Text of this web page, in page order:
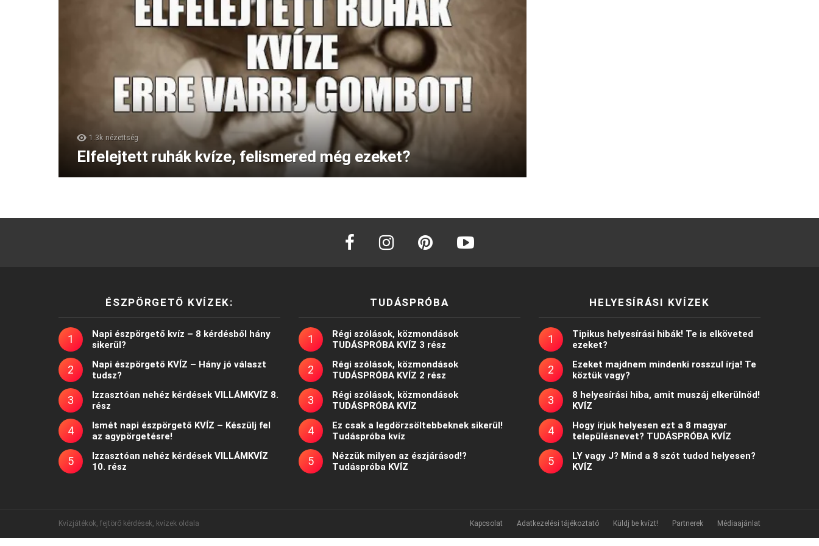
1.3k nézettség
Elfelejtett ruhák kvíze, felismered még ezeket?
facebook instagram
ÉSZPÖRGETŐ KVÍZEK:
Napi észpörgető kvíz – 8 kérdésből hány
sikerül?
Napi észpörgető KVÍZ – Hány jó választ
tudsz?
Izzasztóan nehéz kérdések VILLÁMKVÍZ 8.
rész
Ismét napi észpörgető KVÍZ – Készülj fel
az agypörgetésre!
Izzasztóan nehéz kérdések VILLÁMKVÍZ
10. rész
TUDÁSPRÓBA
Régi szólások, közmondások
TUDÁSPRÓBA KVÍZ 3 rész
Régi szólások, közmondások
TUDÁSPRÓBA KVÍZ 2 rész
Régi szólások, közmondások
TUDÁSPRÓBA KVÍZ
Ez csak a legdörzsöltebbeknek sikerül!
Tudáspróba kvíz
Nézzük milyen az észjárásod!?
Tudáspróba KVÍZ
HELYESÍRÁSI KVÍZEK
Tipikus helyesírási hibák! Te is elköveted
ezeket?
Ezeket majdnem mindenki rosszul írja! Te
köztük vagy?
8 helyesírási hiba, amit muszáj elkerülnöd!
KVÍZ
Hogy írjuk helyesen ezt a 8 magyar
településnevet? TUDÁSPRÓBA KVÍZ
LY vagy J? Mind a 8 szót tudod helyesen?
KVÍZ
Kvízjátékok, fejtörő kérdések, kvízek oldala Kapcsolat Adatkezelési tájékoztató Küldj be kvízt! Partnerek Médiaajánlat